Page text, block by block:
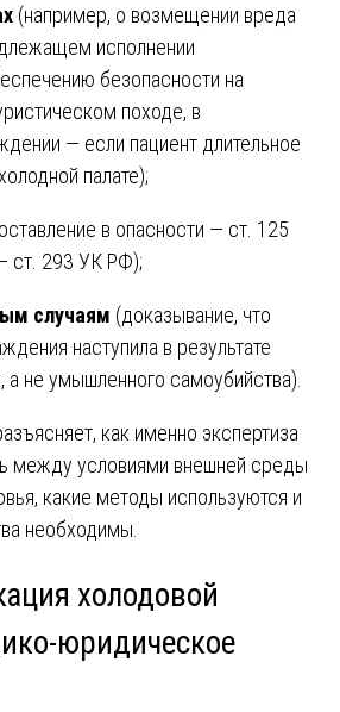
(например, о возмещении вреда
исполнении
безопасности на
походе, в
— если пациент длительное
палате);
в опасности — ст. 125
ст. 293 УК РФ);
случаям (доказывание, что
наступила в результате
а не умышленного самоубийства).
как именно экспертиза
между условиями внешней среды
какие методы используются и
необходимы.
холодовой
юридическое